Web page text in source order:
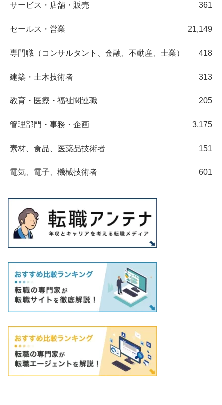
サービス・店舗・販売 361
セールス・営業 21,149
専門職（コンサルタント、金融、不動産、士業） 418
建築・土木技術者 313
教育・医療・福祉関連職 205
管理部門・事務・企画 3,175
素材、食品、医薬品技術者 151
電気、電子、機械技術者 601